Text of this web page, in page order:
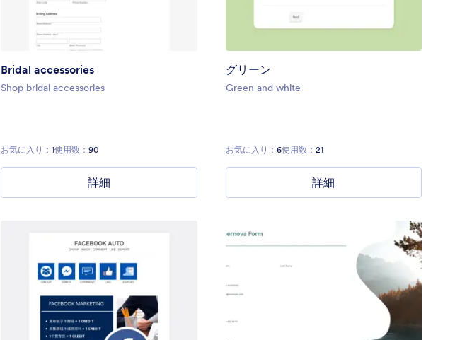
Bridal accessories
Shop bridal accessories
お気に入り：1使用数：90
詳細
グリーン
Green and white
お気に入り： 6使用数： 21
詳細